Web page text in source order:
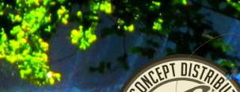
Aller
à
la
Aller
au
contenu